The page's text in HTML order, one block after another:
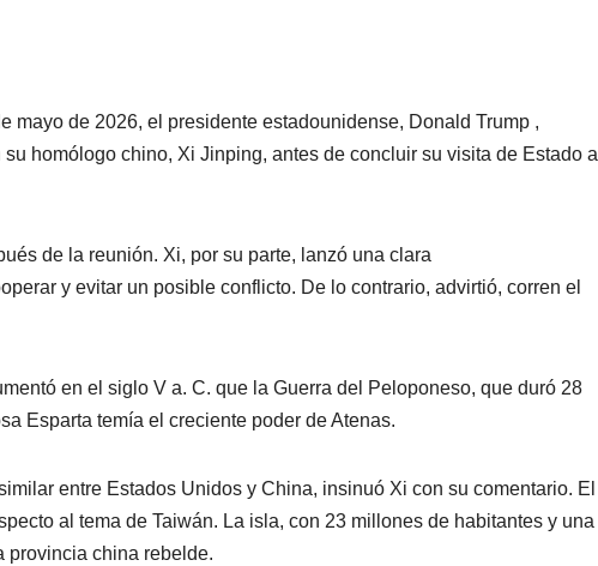
mayo de 2026, el presidente estadounidense, Donald Trump ,
homólogo chino, Xi Jinping, antes de concluir su visita de Estado a
de la reunión. Xi, por su parte, lanzó una clara
y evitar un posible conflicto. De lo contrario, advirtió, corren el
en el siglo V a. C. que la Guerra del Peloponeso, que duró 28
Esparta temía el creciente poder de Atenas.
entre Estados Unidos y China, insinuó Xi con su comentario. El
al tema de Taiwán. La isla, con 23 millones de habitantes y una
provincia china rebelde.